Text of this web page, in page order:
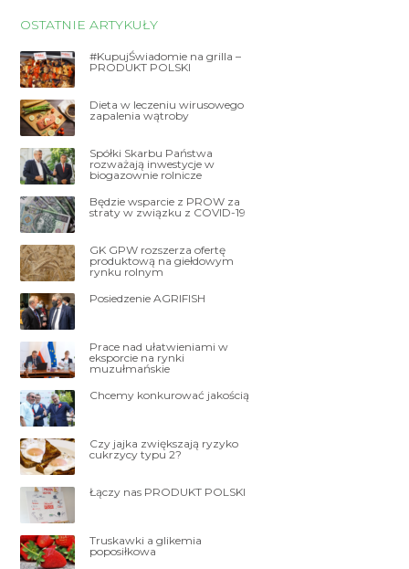
OSTATNIE ARTYKUŁY
#KupujŚwiadomie na grilla –
PRODUKT POLSKI
Dieta w leczeniu wirusowego
zapalenia wątroby
Spółki Skarbu Państwa
rozważają inwestycje w
biogazownie rolnicze
Będzie wsparcie z PROW za
straty w związku z COVID-19
GK GPW rozszerza ofertę
produktową na giełdowym
rynku rolnym
Posiedzenie AGRIFISH
Prace nad ułatwieniami w
eksporcie na rynki
muzułmańskie
Chcemy konkurować jakością
Czy jajka zwiększają ryzyko
cukrzycy typu 2?
Łączy nas PRODUKT POLSKI
Truskawki a glikemia
poposiłkowa